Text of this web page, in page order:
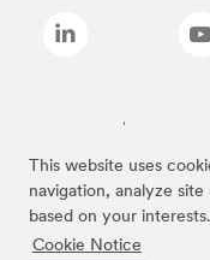
This website uses
navigation, analyze
based on your interests.
Cookie Notice
Las marcas